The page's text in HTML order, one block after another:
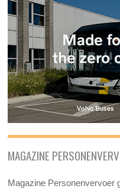
MAGAZINE
Magazine Personenvervoer